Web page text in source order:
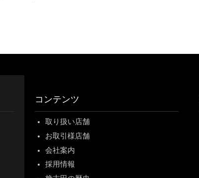
コンテンツ
取り扱い店舗
お取引様店舗
会社案内
採用情報